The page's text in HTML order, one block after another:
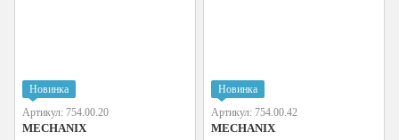
Новинка
Артикул: 754.00.20
MECHANIX
Новинка
Артикул: 754.00.42
MECHANIX